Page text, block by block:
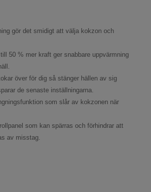
gör det smidigt att välja kokzon och
50 % mer kraft ger snabbare uppvärmning
över för dig så stänger hällen av sig
de senaste inställningarna.
som slår av kokzonen när
som kan spärras och förhindrar att
av misstag.